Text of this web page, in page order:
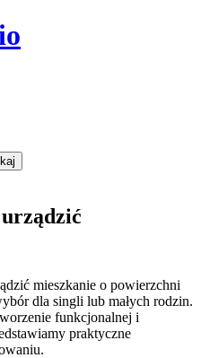
mieszkanie o powierzchni
dla singli lub małych rodzin.
funkcjonalnej i
praktyczne